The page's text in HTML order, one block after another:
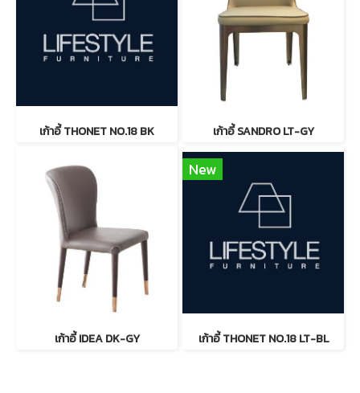
เก้าอี้ THONET NO.18 BK เก้าอี้ SANDRO LT-GY
เก้าอี้ IDEA DK-GY
New
เก้าอี้ THONET NO.18 LT-BL